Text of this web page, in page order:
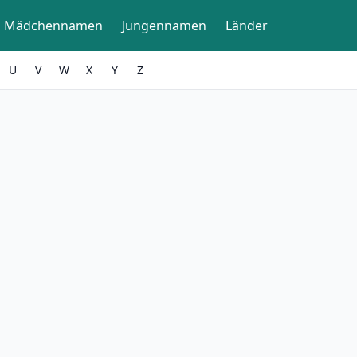
Mädchennamen Jungennamen Länder
U V W X Y Z